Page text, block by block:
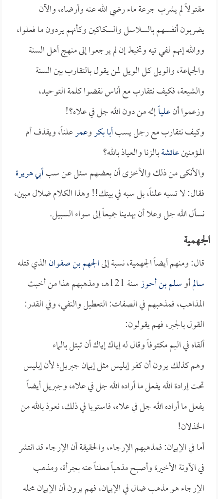
مقتولاً لم يشرب جرعة ماء رضي الله عنه وأرضاه، والآن
يضربون أنفسهم بالسلاسل والسكاكين وكأنهم يردون ما فعلوا،
ووالله إنهم لفي تيه وتخبط إن لم يرجعوا إلى منهج أهل السنة
والجماعة، والويل كل الويل لمن يقول بالتقارب بين السنة
والشيعة، فكيف نتقارب مع أناس نقضوا كلمة التوحيد،
وزعموا أنعلياًإله من دون الله جل في علاه؟!
وكيف نتقارب مع رجل يسبأبا بكروعمرعلناً، ويقذف أم
المؤمنينعائشةبالزنا والعياذ بالله؟
والأنكى من ذلك والأخزى أن بعضهم سئل عن سبأبي هريرة
فقال: لا تسبه علناً، بل سبه في بيتك!! وهذا الكلام ضلال مبين،
نسأل الله جل وعلا أن يهدينا جميعاً إلى سواء السبيل.
الجهمية
قال: ومنهم أيضاً الجهمية، نسبة إلىالجهم بن صفوانالذي قتله
سالمأوسلم بن أحوز
سنة 121هـ، ومذهبهم هذا من أخبث
المذاهب، فمذهبهم في الصفات: التعطيل والنفي، وفي القدر:
القول بالجبر، فهم يقولون:
ألقاه في اليم مكتوفاً وقال له إياك إياك أن تبتل بالماء
وهم كذلك يرون أن كفر إبليس مثل إيمان جبريل؛ لأن إبليس
تحت إرادة الله يفعل ما أراده الله جل في علاه، وجبريل أيضاً
يفعل ما أراده الله جل في علاه، فاستويا في ذلك، نعوذ بالله من
الخذلان!
أما في الإيمان: فمذهبهم الإرجاء، والحقيقة أن الإرجاء قد انتشر
في الآونة الأخيرة وأصبح مذهباً معلناً عنه بجرأة، ومذهب
الإرجاء هو مذهب ضال في الإيمان، فهم يرون أن الإيمان محله